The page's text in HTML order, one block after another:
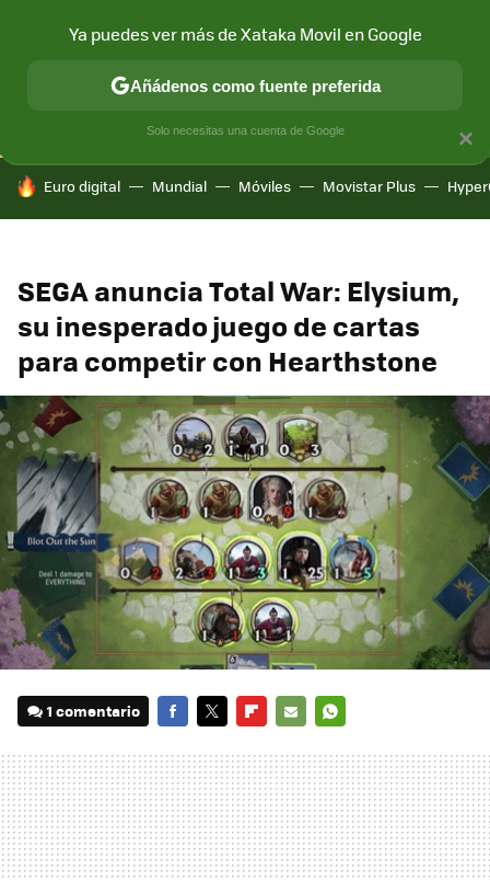
CONECTIVIDAD MÓVIL Y SOCIEDAD APLICACIONES
HOY SE HABLA DE
Euro digital Mundial Móviles Movistar Plus
SEGA anuncia Total War: Elysium,
su inesperado juego de cartas
para competir con Hearthstone
1 comentario
MAIL
×
Ya puedes ver más de Xataka Movil en Google
Añádenos como fuente preferida
Solo necesitas una cuenta de Google